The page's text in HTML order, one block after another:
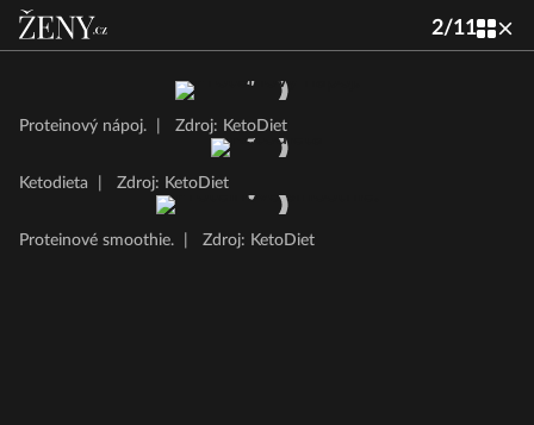
2/11
Proteinový nápoj. Zdroj: KetoDiet
Ketodieta Zdroj: KetoDiet
Proteinové smoothie. Zdroj: KetoDiet